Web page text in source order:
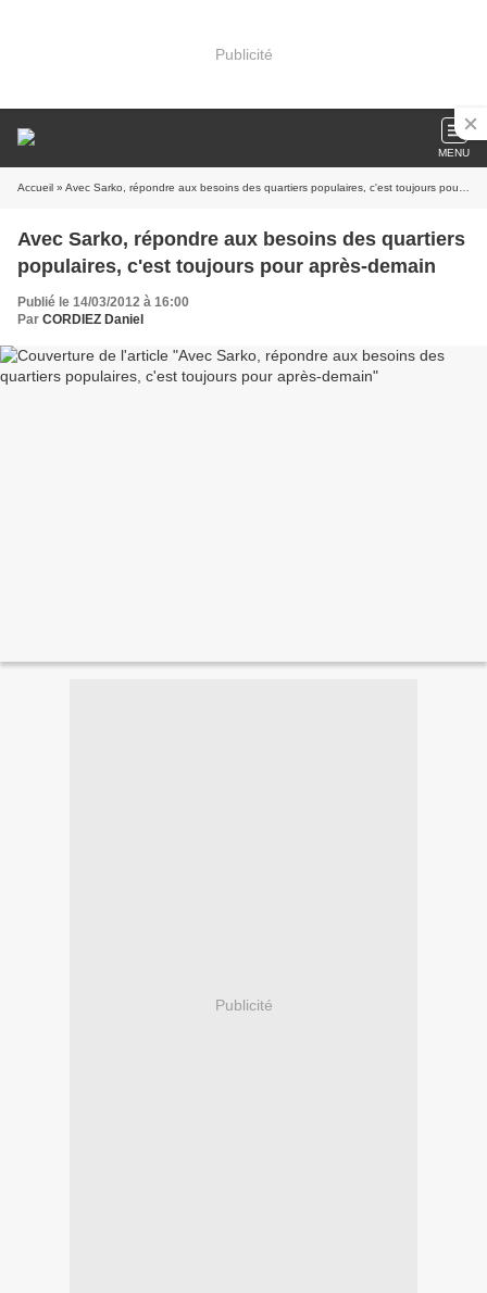
Publicité
MENU
Accueil » Avec Sarko, répondre aux besoins des quartiers populaires, c'est toujours pour après-demain
Avec Sarko, répondre aux besoins des quartiers
populaires, c'est toujours pour après-demain
Publié le 14/03/2012 à 16:00
Par CORDIEZ Daniel
Publicité